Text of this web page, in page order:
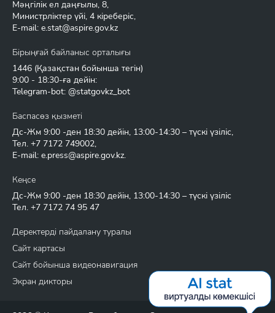
Мәңгілік ел даңғылы, 8,
Министрліктер үйі, 4 кіреберіс,
E-mail: e.stat@aspire.gov.kz
Бірыңғай байланыс орталығы
1446 (Қазақстан бойынша тегін)
9:00 - 18:30-ға дейін:
Telegram-bot: @statgovkz_bot
Баспасөз қызметі
Дс-Жм 9:00 -ден 18:30 дейін, 13:00-14:30 – түскі үзіліс,
Тел. +7 7172 749002,
E-mail: e.press@aspire.gov.kz.
Кеңсе
Дс-Жм 9:00 -ден 18:30 дейін, 13:00-14:30 – түскі үзіліс
Тел. +7 7172 74 95 47
Деректерді пайдалану туралы
Сайт картасы
Сайт бойынша видеонавигация
Экран дикторы